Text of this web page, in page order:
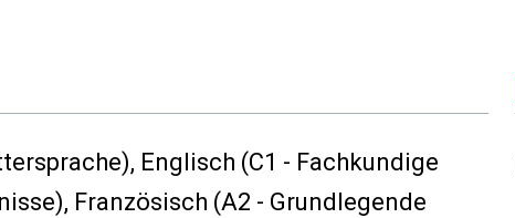
Englisch (C1 - Fachkundige
Französisch (A2 - Grundlegende